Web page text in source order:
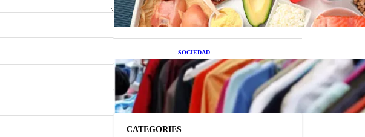
este mes
SOCIEDAD
Las grandes marcas globales
se suman a la tendencia de la
ropa de segunda mano
premium
CATEGORIES